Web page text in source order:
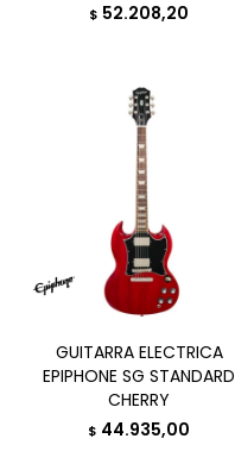
$ 52.208,20
GUITARRA ELECTRICA
EPIPHONE SG STANDARD
CHERRY
$ 44.935,00